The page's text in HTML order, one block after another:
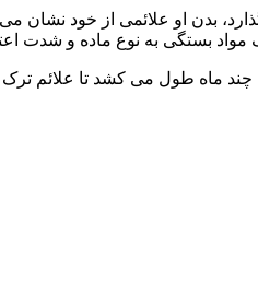
بدن او علائمی از خود نشان می
بستگی به نوع ماده و شدت
چند ماه طول می کشد تا علائم